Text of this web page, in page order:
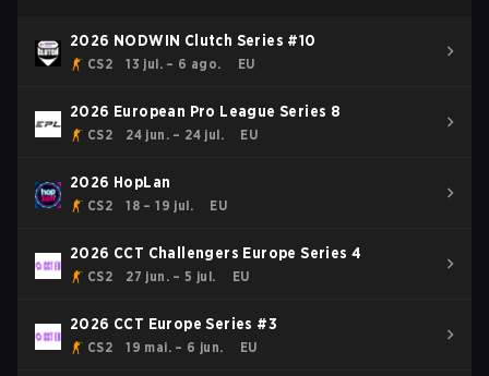
2026 NODWIN Clutch Series #10
CS2 13 jul. – 6 ago. EU
2026 European Pro League Series 8
CS2 24 jun. – 24 jul. EU
2026 HopLan
CS2 18 – 19 jul. EU
2026 CCT Challengers Europe Series 4
CS2 27 jun. – 5 jul. EU
2026 CCT Europe Series #3
CS2 19 mai. – 6 jun. EU